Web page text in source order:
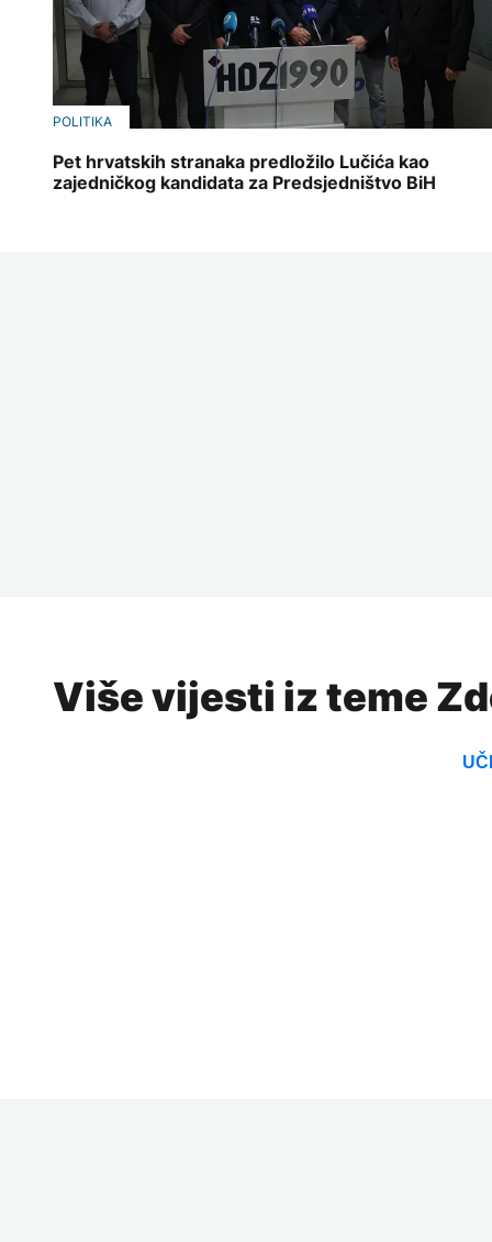
POLITIKA
Pet hrvatskih stranaka predložilo Lučića kao
zajedničkog kandidata za Predsjedništvo BiH
Više vijesti iz teme